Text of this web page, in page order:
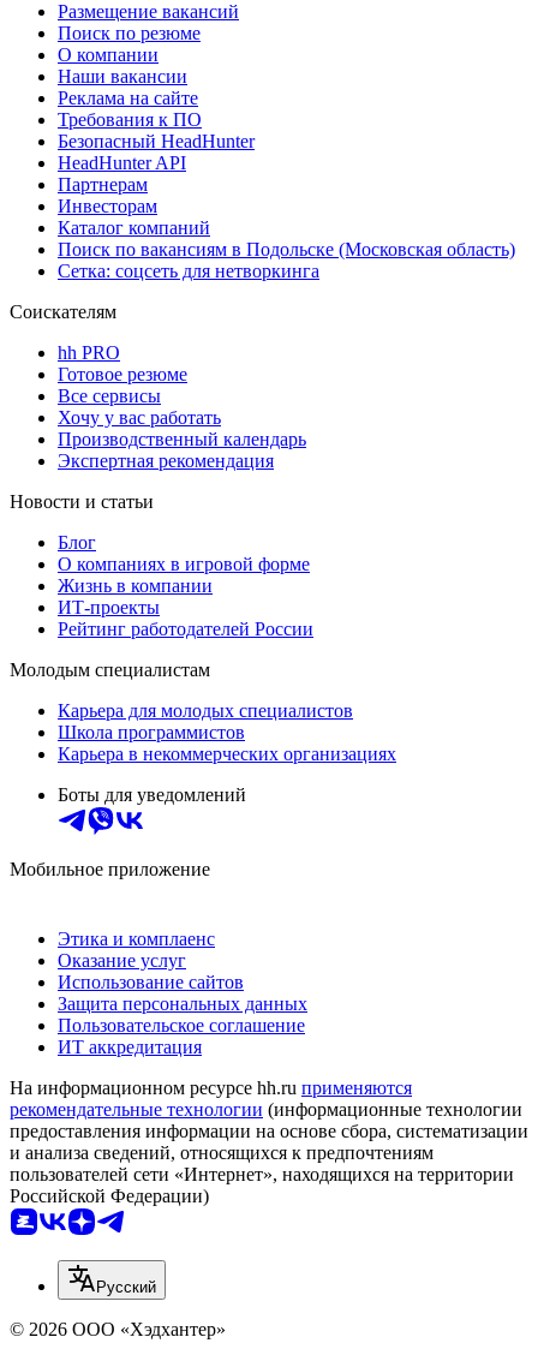
Размещение вакансий
Поиск по резюме
О компании
Наши вакансии
Реклама на сайте
Требования к ПО
Безопасный HeadHunter
HeadHunter API
Партнерам
Инвесторам
Каталог компаний
Поиск по вакансиям в Подольске (Московская область)
Сетка: соцсеть для нетворкинга
Соискателям
hh PRO
Готовое резюме
Все сервисы
Хочу у вас работать
Производственный календарь
Экспертная рекомендация
Новости и статьи
Блог
О компаниях в игровой форме
Жизнь в компании
ИТ-проекты
Рейтинг работодателей России
Молодым специалистам
Карьера для молодых специалистов
Школа программистов
Карьера в некоммерческих организациях
Боты для уведомлений
Мобильное приложение
Этика и комплаенс
Оказание услуг
Использование сайтов
Защита персональных данных
Пользовательское соглашение
ИТ аккредитация
На информационном ресурсе hh.ru применяются
рекомендательные технологии (информационные технологии
предоставления информации на основе сбора, систематизации
и анализа сведений, относящихся к предпочтениям
пользователей сети «Интернет», находящихся на территории
Российской Федерации)
Русский
© 2026 ООО «Хэдхантер»